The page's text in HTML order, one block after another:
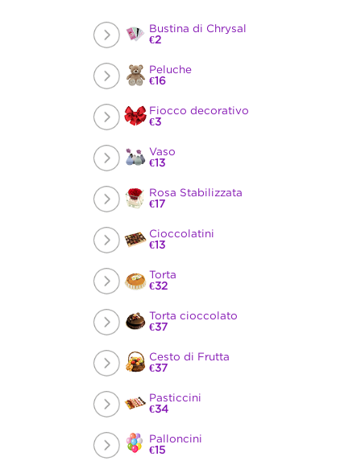
Bustina di Chrysal
€2
Peluche
€16
Fiocco decorativo
€3
Vaso
€13
Rosa Stabilizzata
€17
Cioccolatini
€13
Torta
€32
Torta cioccolato
€37
Cesto di Frutta
€37
Pasticcini
€34
Palloncini
€15